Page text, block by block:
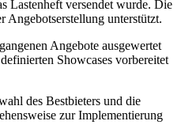
Lastenheft versendet wurde. Die
Angebotserstellung unterstützt.
Angebote ausgewertet
Showcases vorbereitet
des Bestbieters und die
zur Implementierung